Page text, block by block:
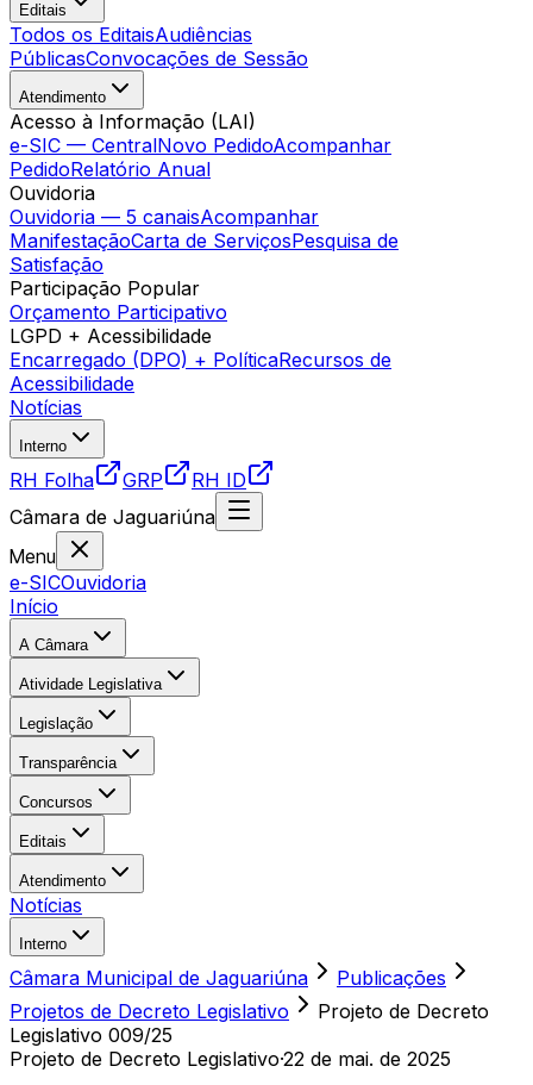
Editais
Todos os EditaisAudiências
PúblicasConvocações de Sessão
Atendimento
Acesso à Informação (LAI)
e-SIC — CentralNovo PedidoAcompanhar
PedidoRelatório Anual
Ouvidoria
Ouvidoria — 5 canaisAcompanhar
ManifestaçãoCarta de ServiçosPesquisa de
Satisfação
Participação Popular
Orçamento Participativo
LGPD + Acessibilidade
Encarregado (DPO) + PolíticaRecursos de
Acessibilidade
Notícias
Interno
RH Folha GRP
RH ID
Câmara de Jaguariúna
Menu
e-SICOuvidoria
Início
A Câmara
Atividade Legislativa
Legislação
Transparência
Concursos
Editais
Atendimento
Notícias
Interno
Câmara Municipal de Jaguariúna
Publicações
Projetos de Decreto Legislativo
Projeto de Decreto
Legislativo 009/25
Projeto de Decreto Legislativo·22 de mai. de 2025